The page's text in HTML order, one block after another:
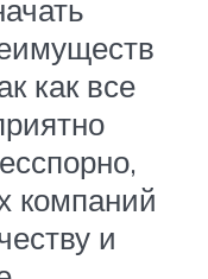
как все
компаний
и